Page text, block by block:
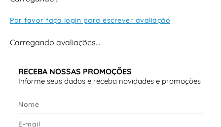
Por favor faça login para escrever avaliação
Carregando avaliações…
RECEBA NOSSAS PROMOÇÕES
Informe seus dados e receba novidades e promoções